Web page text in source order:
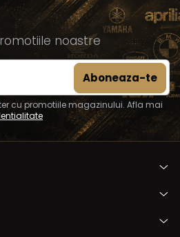
noastre
cu promotiile magazinului. Afla mai